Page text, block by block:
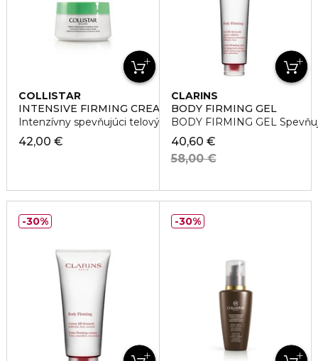
COLLISTAR
INTENSIVE FIRMING CREAM PLUS
Intenzívny spevňujúci telový krém
42,00 €
CLARINS
BODY FIRMING GEL
BODY FIRMING GEL
40,60 €
58,00 €
30% 30%